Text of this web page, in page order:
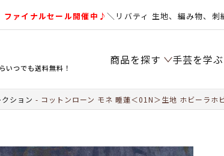
ファイナルセール開催中♪＼リバティ 生地、編み物、刺
いつでも送料無料！
商品を探す 手芸を学ぶ
ション コットンローン モネ 睡蓮＜01N＞生地 ホビーラホ